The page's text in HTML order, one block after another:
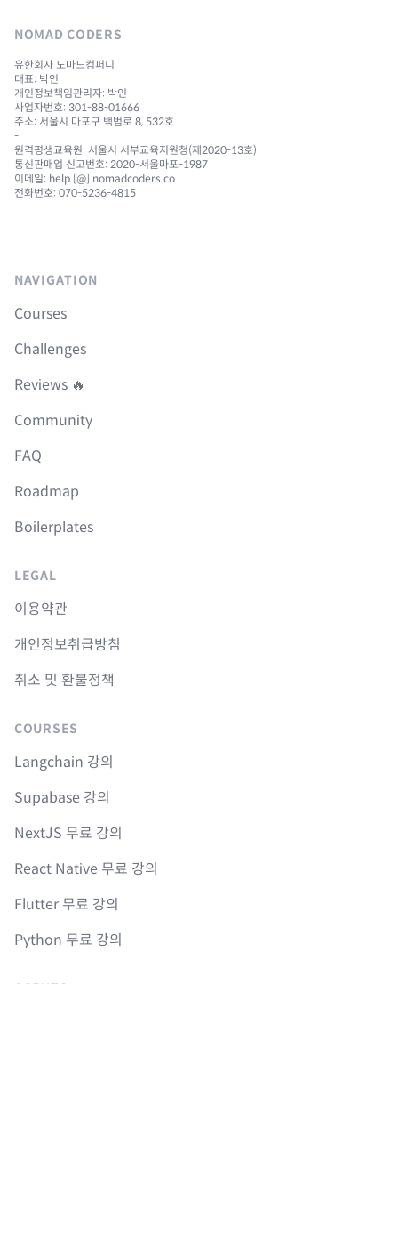
NOMAD CODERS
유한회사 노마드컴퍼니
대표: 박인
개인정보책임관리자: 박인
사업자번호: 301-88-01666
주소: 서울시 마포구 백범로 8, 532호
-
원격평생교육원: 서울시 서부교육지원청(제2020-13호)
통신판매업 신고번호: 2020-서울마포-1987
이메일: help [@] nomadcoders.co
전화번호: 070-5236-4815
NAVIGATION
Courses
Challenges
Reviews 🔥
Community
FAQ
Roadmap
Boilerplates
LEGAL
이용약관
개인정보취급방침
취소 및 환불정책
COURSES
Langchain 강의
Supabase 강의
NextJS 무료 강의
React Native 무료 강의
Flutter 무료 강의
Python 무료 강의
AGENTS